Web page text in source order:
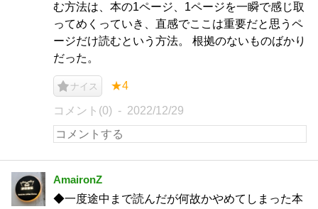
む方法は、本の1ページ、1ページを一瞬で感じ取
ってめくっていき、直感でここは重要だと思うペ
ージだけ読むという方法。 根拠のないものばかり
だった。
ナイス ★4
コメント(0) 2022/12/29
AmaironZ
◆一度途中まで読んだが何故かやめてしまった本